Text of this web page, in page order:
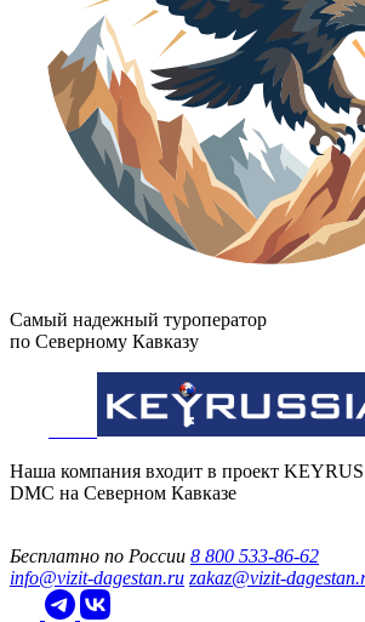
Самый надежный туроператор
по Северному Кавказу
Наша компания входит в проект
DMC на Северном Кавказе
Бесплатно по России 8 800 533-86-62
info@vizit-dagestan.ru zakaz@vizit-